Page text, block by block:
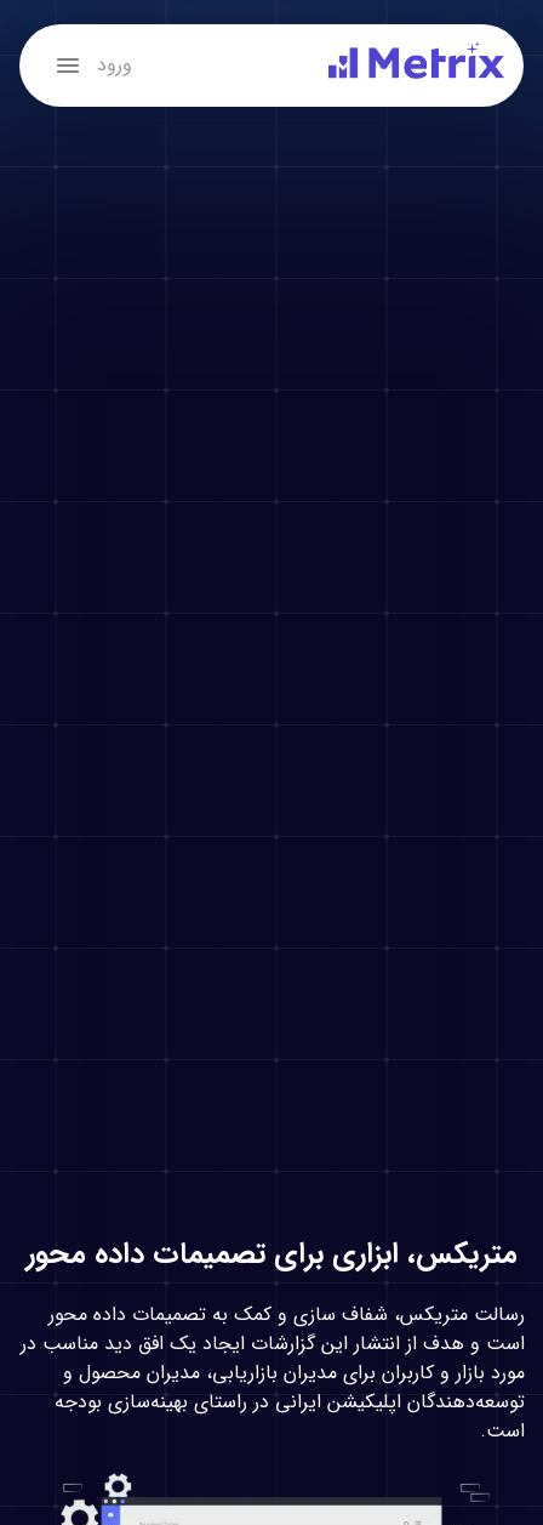
متریکس
ورود
متریکس، ابزاری برای تصمیمات داده محور
رسالت متریکس، شفاف سازی و کمک به تصمیمات داده محور
است و هدف از انتشار این گزارشات ایجاد یک افق دید مناسب در
مورد بازار و کاربران برای مدیران بازاریابی، مدیران محصول و
توسعه‌دهندگان اپلیکیشن ایرانی در راستای بهینه‌سازی بودجه
است.